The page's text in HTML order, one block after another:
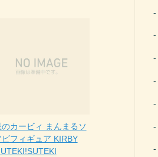
のカービィ まんまるソ
ビフィギュア KIRBY